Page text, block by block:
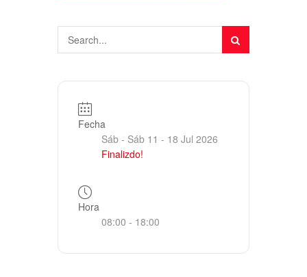
Fecha
Sáb - Sáb 11 - 18 Jul 2026
Finalizdo!
Hora
08:00 - 18:00